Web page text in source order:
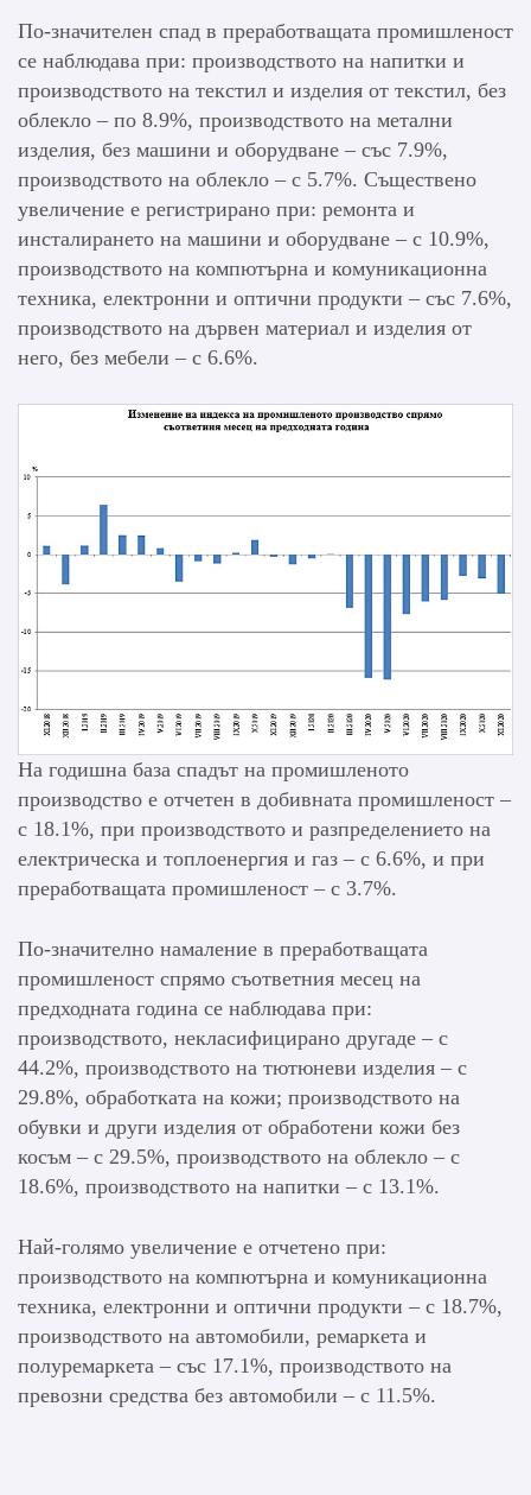
По-значителен спад в преработващата промишленост
се наблюдава при: производството на напитки и
производството на текстил и изделия от текстил, без
облекло – по 8.9%, производството на метални
изделия, без машини и оборудване – със 7.9%,
производството на облекло – с 5.7%. Съществено
увеличение е регистрирано при: ремонта и
инсталирането на машини и оборудване – с 10.9%,
производството на компютърна и комуникационна
техника, електронни и оптични продукти – със 7.6%,
производството на дървен материал и изделия от
него, без мебели – с 6.6%.
На годишна база спадът на промишленото
производство е отчетен в добивната промишленост –
с 18.1%, при производството и разпределението на
електрическа и топлоенергия и газ – с 6.6%, и при
преработващата промишленост – с 3.7%.
По-значително намаление в преработващата
промишленост спрямо съответния месец на
предходната година се наблюдава при:
производството, некласифицирано другаде – с
44.2%, производството на тютюневи изделия – с
29.8%, обработката на кожи; производството на
обувки и други изделия от обработени кожи без
косъм – с 29.5%, производството на облекло – с
18.6%, производството на напитки – с 13.1%.
Най-голямо увеличение е отчетено при:
производството на компютърна и комуникационна
техника, електронни и оптични продукти – с 18.7%,
производството на автомобили, ремаркета и
полуремаркета – със 17.1%, производството на
превозни средства без автомобили – с 11.5%.